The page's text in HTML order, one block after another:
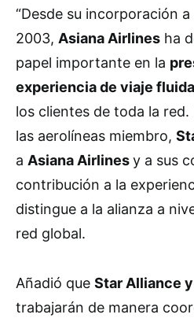
“Desde su incorporación a
2003, Asiana Airlines ha
papel importante en la
experiencia de viaje
los clientes de toda la
las aerolíneas miembro,
a Asiana Airlinesy a sus
contribución a la
distingue a la alianza a
red global.
Añadió que Star Alliance
trabajarán de manera